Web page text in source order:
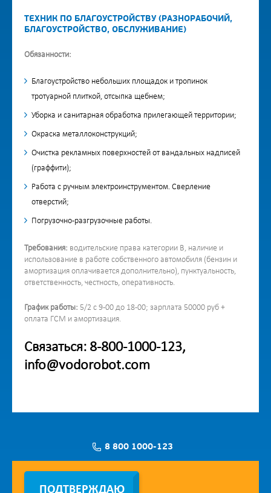
ТЕХНИК ПО БЛАГОУСТРОЙСТВУ (РАЗНОРАБОЧИЙ,
БЛАГОУСТРОЙСТВО, ОБСЛУЖИВАНИЕ)
Обязанности:
Благоустройство небольших площадок и тропинок
тротуарной плиткой, отсыпка щебнем;
Уборка и санитарная обработка прилегающей территории;
Окраска металлоконструкций;
Очистка рекламных поверхностей от вандальных надписей
(граффити);
Работа с ручным электроинструментом. Сверление
отверстий;
Погрузочно-разгрузочные работы.
Требования: водительские права категории В, наличие и
использование в работе собственного автомобиля (бензин и
амортизация оплачивается дополнительно), пунктуальность,
ответственность, честность, оперативность.
График работы: 5/2 с 9-00 до 18-00; зарплата 50000 руб +
оплата ГСМ и амортизация.
Связаться: 8-800-1000-123,
info@vodorobot.com
8 800 1000-123
Заявка на установку
ПОДТВЕРЖДАЮ